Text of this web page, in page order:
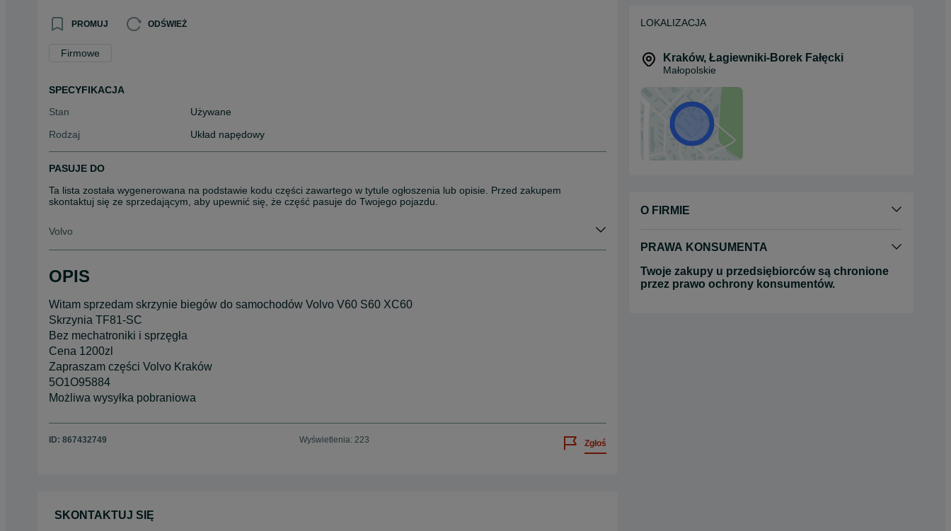
PROMUJ ODŚWIEŻ
Firmowe
SPECYFIKACJA
Stan
Używane
Rodzaj
Układ napędowy
PASUJE DO
Ta lista została wygenerowana na podstawie kodu części zawartego w tytule ogłoszenia lub opisie. Przed zakupem
skontaktuj się ze sprzedającym, aby upewnić się, że część pasuje do Twojego pojazdu.
Volvo
OPIS
Witam sprzedam skrzynie biegów do samochodów Volvo V60 S60 XC60
Skrzynia TF81-SC
Bez mechatroniki i sprzęgła
Cena 1200zl
Zapraszam części Volvo Kraków
5O1O95884
Możliwa wysyłka pobraniowa
ID: 867432749 Wyświetlenia: 223 Zgłoś
SKONTAKTUJ SIĘ
LOKALIZACJA
Kraków, Łagiewniki-Borek Fałęcki
Małopolskie
O FIRMIE
PRAWA KONSUMENTA
Twoje zakupy u przedsiębiorców są chronione
przez prawo ochrony konsumentów.